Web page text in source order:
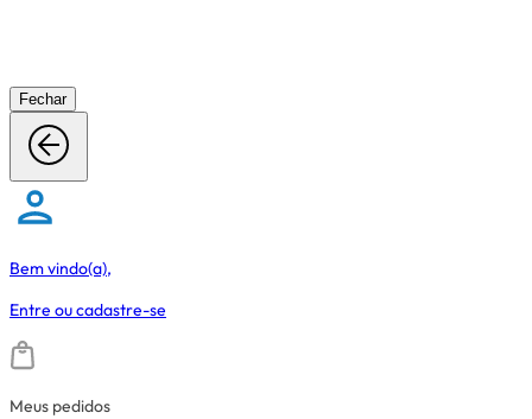
Fechar
Bem vindo(a),
Entre oucadastre-se
Meus pedidos